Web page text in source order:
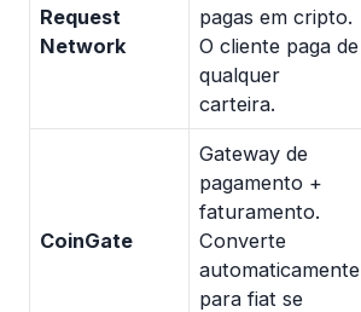
Request
Network
pagas em cripto.
O cliente paga de
qualquer
carteira.
CoinGate
Gateway de
pagamento +
faturamento.
Converte
automaticamente
para fiat se